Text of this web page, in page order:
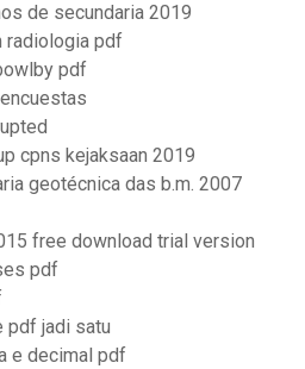
de secundaria 2019
radiologia pdf
pdf
cpns kejaksaan 2019
geotécnica das b.m. 2007
free download trial version
pdf
pdf jadi satu
e decimal pdf